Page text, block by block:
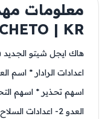
CHETO | KR
اسهم تحذير * اسهم
العدو 2- اعدادات السلاح...